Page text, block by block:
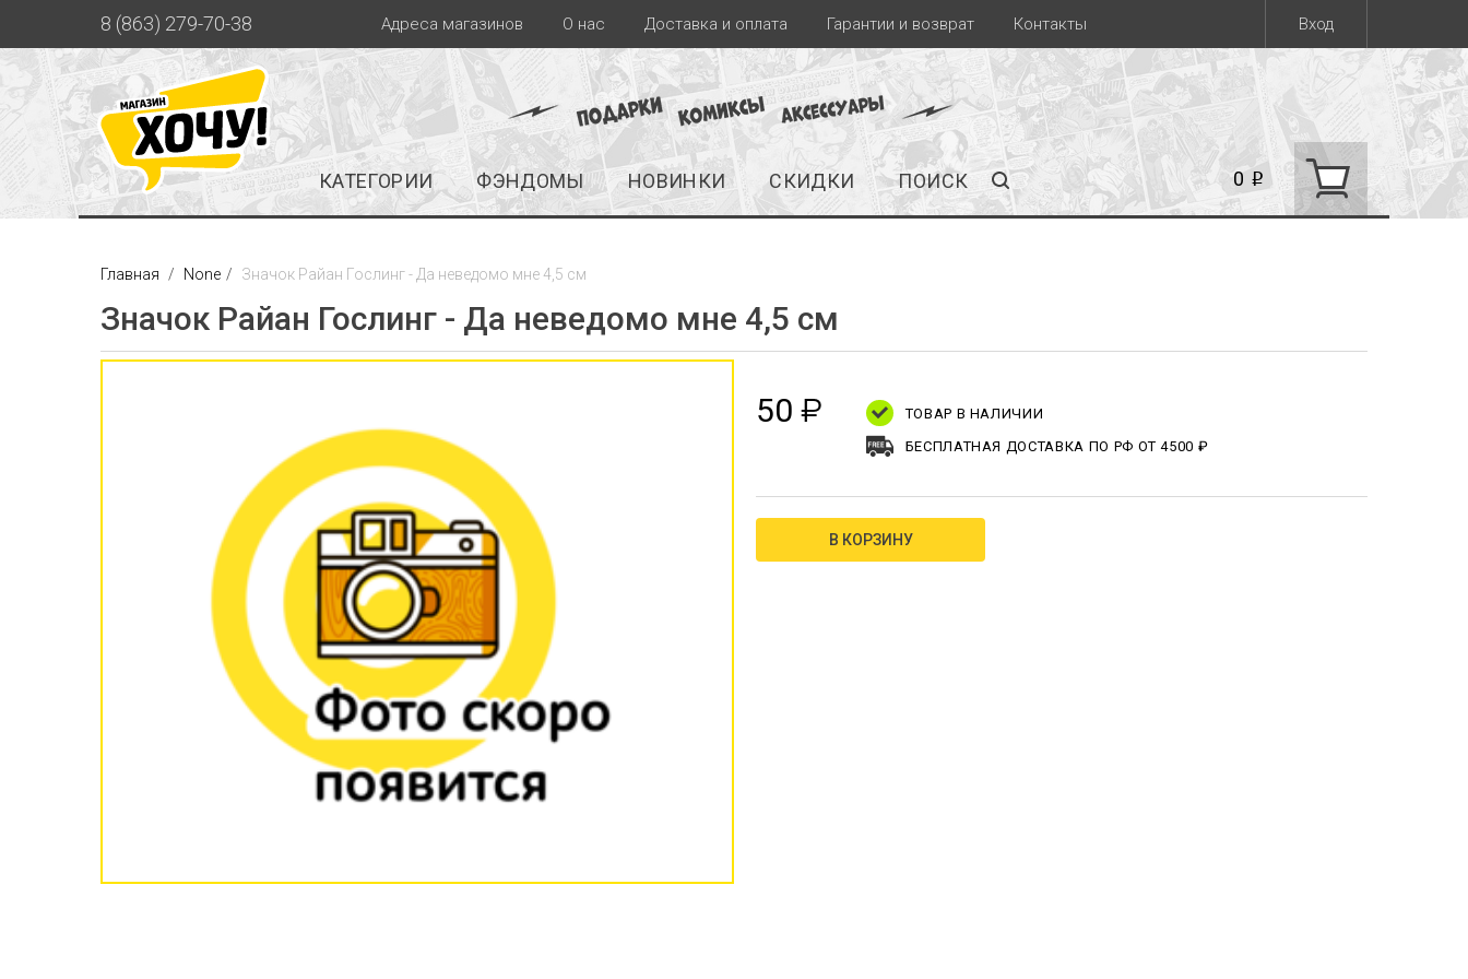
Вход
8 (863) 279-70-38 Адреса магазинов О нас Доставка и оплата Гарантии и возврат Контакты
КАТЕГОРИИ ФЭНДОМЫ НОВИНКИ СКИДКИ ПОИСК 0 i
Главная None Значок Райан Гослинг - Да неведомо мне 4,5 см
Значок Райан Гослинг - Да неведомо мне 4,5 см
50 ₽
ТОВАР В НАЛИЧИИ
БЕСПЛАТНАЯ ДОСТАВКА ПО РФ ОТ 4500 ₽
В КОРЗИНУ